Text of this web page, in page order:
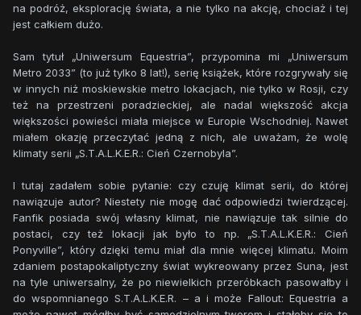
na podróż, eksplorację świata, a nie tylko na akcję, chociaż i tej
jest całkiem dużo.
Sam tytuł „Uniwersum Equestria”, przypomina mi „Uniwersum
Metro 2033” (to już tylko 8 lat!), serię książek, które rozgrywały się
w innych niż moskiewskie metro lokacjach, nie tylko w Rosji, czy
też na przestrzeni poradzieckiej, ale nadal większość akcja
większości powieści miała miejsce w Europie Wschodniej. Nawet
miałem okazję przeczytać jedną z nich, ale uważam, że wolę
klimaty serii „S.T.A.L.K.E.R.: Cień Czernobyla”.
I tutaj zadałem sobie pytanie: czy czuję klimat serii, do której
nawiązuje autor? Niestety nie mogę dać odpowiedzi twierdzącej.
Fanfik posiada swój własny klimat, nie nawiązuje tak silnie do
postaci, czy też lokacji jak było to np. „S.T.A.L.K.E.R.: Cień
Ponyville”, który dzięki temu miał dla mnie więcej klimatu. Moim
zdaniem postapokaliptyczny świat wykreowany przez Suna, jest
na tyle uniwersalny, że po niewielkich przeróbkach pasowałby i
do wspomnianego S.T.A.L.K.E.R. – a i może Fallout: Equestria a